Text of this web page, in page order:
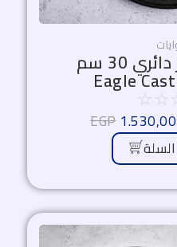
جريل حديد زهر دائري 30 سم
EGP
السعرالسعر